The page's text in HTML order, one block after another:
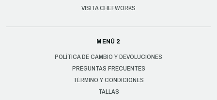
VISITA CHEFWORKS
MENÚ 2
POLÍTICA DE CAMBIO Y DEVOLUCIONES
PREGUNTAS FRECUENTES
TÉRMINO Y CONDICIONES
TALLAS